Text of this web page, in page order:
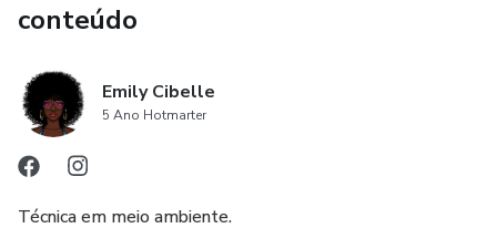
conteúdo
Emily Cibelle
5 Ano Hotmarter
Técnica em meio ambiente.